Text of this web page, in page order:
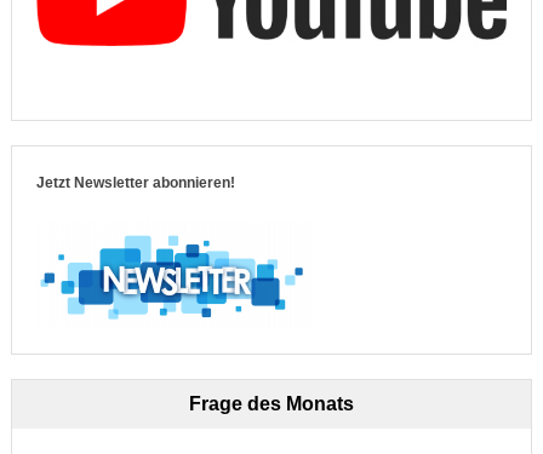
Jetzt Newsletter abonnieren!
Frage des Monats